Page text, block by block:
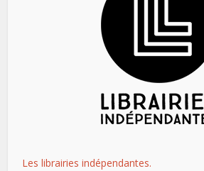
Les librairies indépendantes.